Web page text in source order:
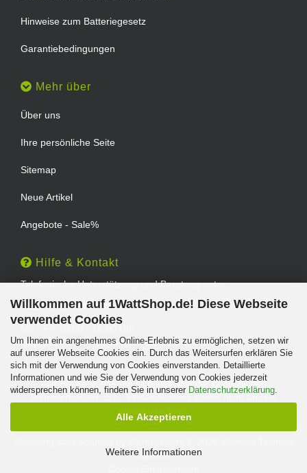
Willkommen auf 1WattShop.de! Diese Webseite
verwendet Cookies
Um Ihnen ein angenehmes Online-Erlebnis zu ermöglichen, setzen wir
auf unserer Webseite Cookies ein. Durch das Weitersurfen erklären Sie
sich mit der Verwendung von Cookies einverstanden. Detaillierte
Informationen und wie Sie der Verwendung von Cookies jederzeit
widersprechen können, finden Sie in unserer Datenschutzerklärung.
Alle Akzeptieren
Weitere Informationen
Hinweise zum Batteriegesetz
Garantiebedingungen
Mehr über
Über uns
Ihre persönliche Seite
Sitemap
Neue Artikel
Angebote - Sale%
Hilfe & Kontakt
Telefonische Unterstützung und Beratung unter:
TEL: 0202 - 29994539
Geprüfter Online Shop mit Geld-zurück-Garantie.
Alle Preise verstehen sich inklusive der gesetzlichen
Mehrwertsteuer, zzgl.Versandkostensoweit nicht anders
Xycons